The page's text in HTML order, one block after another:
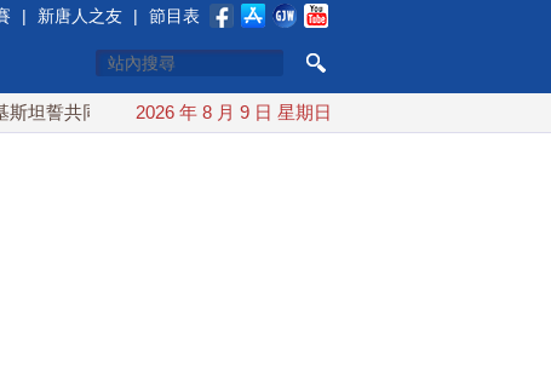
| 新唐人之友 | 節目表
共同防禦 漢光實兵濱海緊急出港打擊 賴總統勗勉國軍守護
2026 年 8 月 9 日 星期日